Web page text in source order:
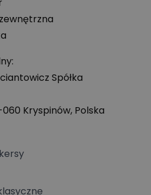
Spółka
Kryspinów, Polska